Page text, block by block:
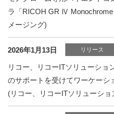
ラ「RICOH GR Ⅳ
メージング)
2026年1月13日 リリース
リコー、リコーITソリューショ
のサポートを受けてワーケーシ
(リコー、リコーITソリューショ